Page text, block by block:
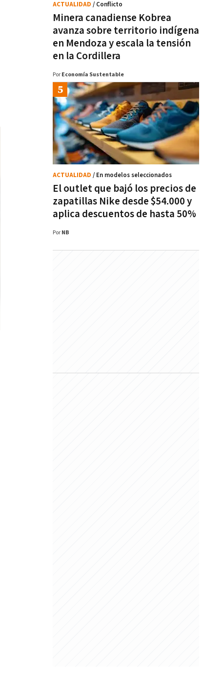
Minera canadiense Kobrea
avanza sobre territorio indígena
en Mendoza y escala la tensión
en la Cordillera
ACTUALIDAD / Conflicto
Por Economía Sustentable
El outlet que bajó los precios de
zapatillas Nike desde $54.000 y
aplica descuentos de hasta 50%
ACTUALIDAD / En modelos seleccionados
Por NB